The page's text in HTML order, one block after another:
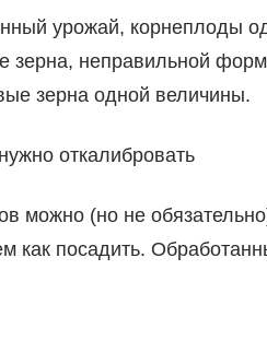
урожай, корнеплоды
зерна, неправильной
зерна одной величины.
откалибровать
можно (но не
как посадить.